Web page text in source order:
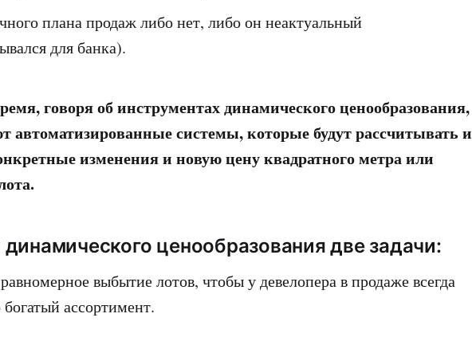
плана продаж либо нет, либо он неактуальный
для банка).
говоря об инструментах динамического ценообразования,
автоматизированные системы, которые будут рассчитывать и
изменения и новую цену квадратного метра или
ценообразования две задачи:
выбытие лотов, чтобы у девелопера в продаже всегда
ассортимент.